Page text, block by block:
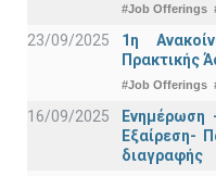
#Job Offerings
23/09/2025
1η
Πρακτικής
#Job Offerings
16/09/2025
Ενημέρωση
Εξαίρεση-
διαγραφής